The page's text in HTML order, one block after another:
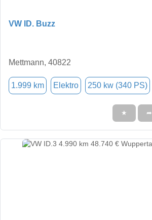
VW ID. Buzz
Mettmann, 40822
1.999 km Elektro 250 kw (340 PS)
★ ➦